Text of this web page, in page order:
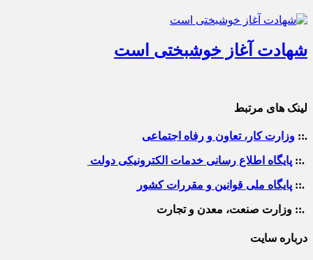
شهادت آغاز خوشبختی است
لینک های مرتبط
.:: وزارت کار، تعاون و رفاه اجتماعی
.:: پایگاه اطلاع رسانی خدمات الکترونیکی دولت
.:: پایگاه ملی قوانین و مقررات کشور
.:: وزارت صنعت، معدن و تجارت
درباره سایت